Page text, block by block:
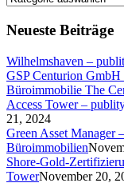
Neueste Beiträge
Wilhelmshaven –
GSP Centurion
Büroimmobilie The
Access Tower –
21, 2024
Green Asset Manager
Büroimmobilien
Shore-Gold-
TowerNovember 20,